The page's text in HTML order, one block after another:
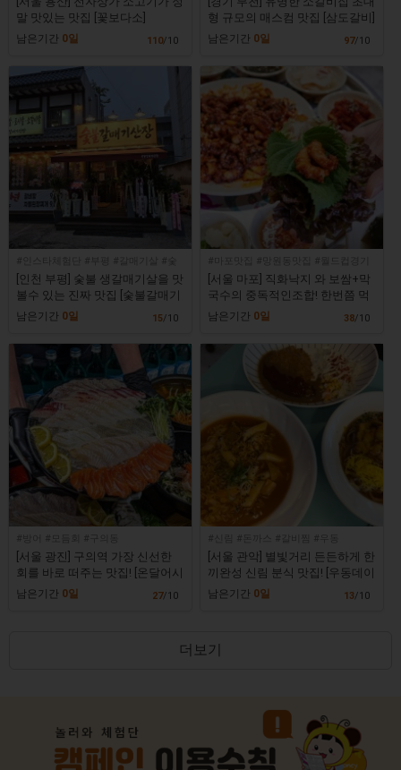
말 맛있는 맛집 [꽃보다소]
남은기간 0일 110/10
형 규모의 매스컴 맛집 [삼도갈비]
남은기간 0일 97/10
#인스타체험단 #부평 #갈매기살 #숯
불구이 #소고기
[인천 부평] 숯불 생갈매기살을 맛
볼수 있는 진짜 맛집 [숯불갈매기
산장]
남은기간 0일 15/10
#마포맛집 #망원동맛집 #월드컵경기
장맛집 #망원역맛집
[서울 마포] 직화낙지 와 보쌈+막
국수의 중독적인조합! 한번쯤 먹
어봐야 하는 맛집 [오봉집 망원점]
남은기간 0일 38/10
#방어 #모듬회 #구의동
[서울 광진] 구의역 가장 신선한
회를 바로 떠주는 맛집! [온달어시
장]
남은기간 0일 27/10
#신림 #돈까스 #갈비찜 #우동
[서울 관악] 별빛거리 든든하게 한
끼완성 신림 분식 맛집! [우동데이
신림본점]
남은기간 0일 13/10
더보기